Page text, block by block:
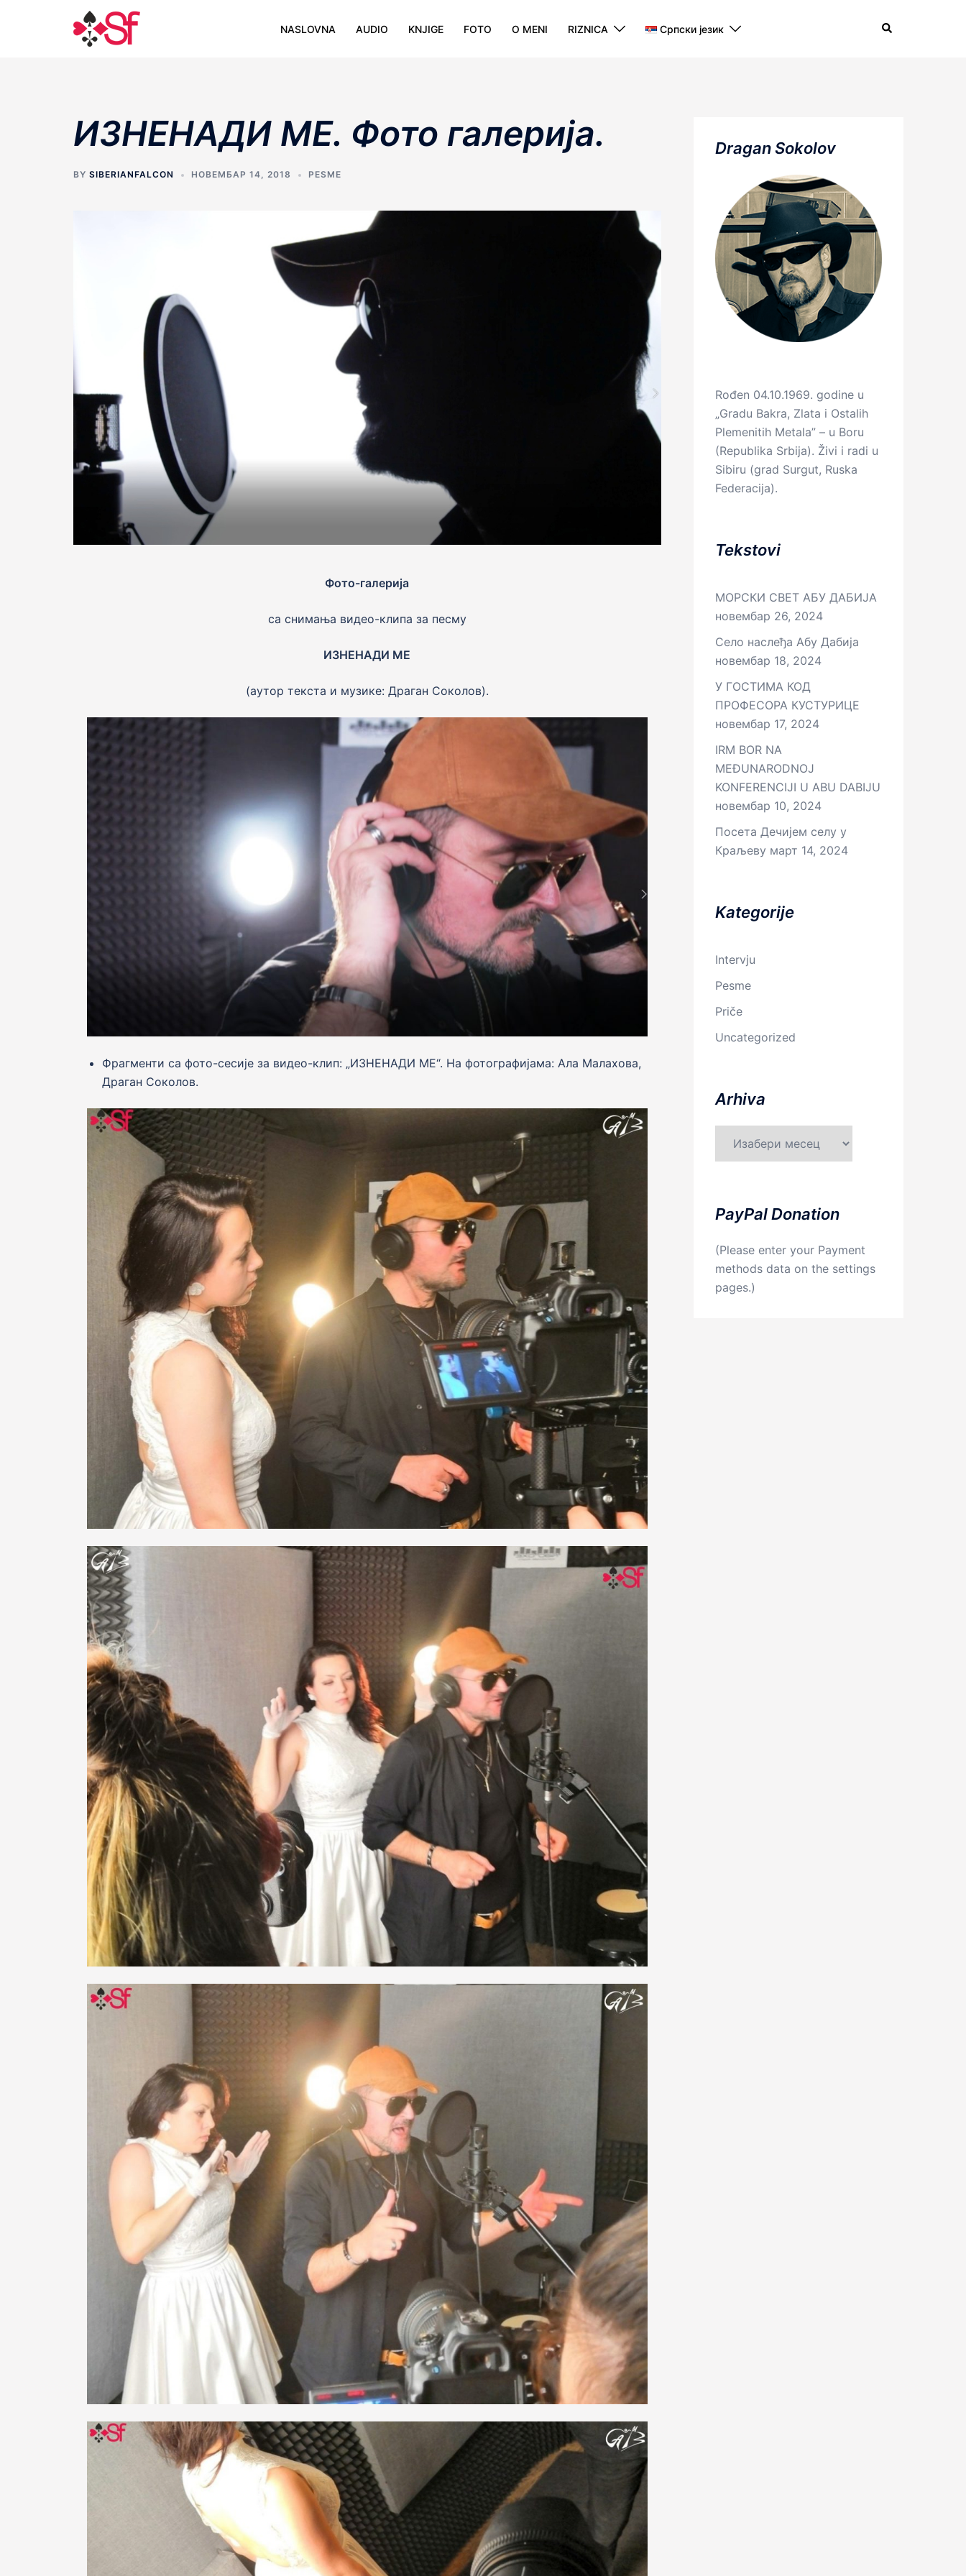
NASLOVNA AUDIO KNJIGE FOTO O MENI RIZNICA Српски језик Search
ИЗНЕНАДИ МЕ. Фото галерија.
BY SIBERIANFALCON НОВЕМБАР 14, 2018 PESME
Фото-галерија
са снимања видео-клипа за песму
ИЗНЕНАДИ МЕ
(аутор текста и музике: Драган Соколов).
Фрагменти са фото-сесије за видео-клип: „ИЗНЕНАДИ МЕ“. На фотографијама: Ала Малахова,
Драган Соколов.
Dragan Sokolov
Rođen 04.10.1969. godine u
„Gradu Bakra, Zlata i Ostalih
Plemenitih Metala” – u Boru
(Republika Srbija). Živi i radi u
Sibiru (grad Surgut, Ruska
Federacija).
Tekstovi
МОРСКИ СВЕТ АБУ ДАБИЈА
новембар 26, 2024
Село наслеђа Абу Дабија
новембар 18, 2024
У ГОСТИМА КОД
ПРОФЕСОРА КУСТУРИЦЕ
новембар 17, 2024
IRM BOR NA
MEĐUNARODNOJ
KONFERENCIJI U ABU DABIJU
новембар 10, 2024
Посета Дечијем селу у
Краљеву март 14, 2024
Kategorije
Intervju
Pesme
Priče
Uncategorized
Arhiva
PayPal Donation
(Please enter your Payment
methods data on the settings
pages.)